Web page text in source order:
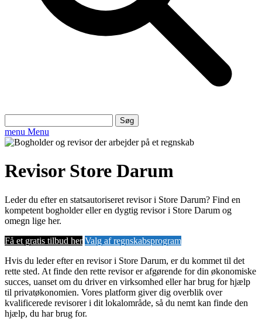
efter:
menu Menu
Revisor Store Darum
Leder du efter en statsautoriseret revisor i Store Darum? Find en
kompetent bogholder eller en dygtig revisor i Store Darum og
omegn lige her.
Få et gratis tilbud her Valg af regnskabsprogram
Hvis du leder efter en revisor i Store Darum, er du kommet til det
rette sted. At finde den rette revisor er afgørende for din økonomiske
succes, uanset om du driver en virksomhed eller har brug for hjælp
til privatøkonomien. Vores platform giver dig overblik over
kvalificerede revisorer i dit lokalområde, så du nemt kan finde den
hjælp, du har brug for.